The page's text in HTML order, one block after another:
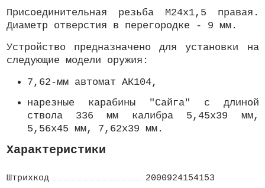
Присоединительная резьба М24х1,5 правая.
Диаметр отверстия в перегородке - 9 мм.
Устройство предназначено для установки на
следующие модели оружия:
7,62-мм автомат АК104,
нарезные карабины "Сайга" с длиной
ствола 336 мм калибра 5,45х39 мм,
5,56х45 мм, 7,62х39 мм.
Характеристики
Штрихкод
2000924154153